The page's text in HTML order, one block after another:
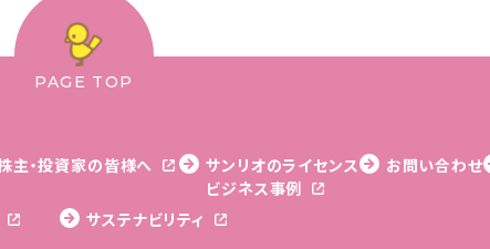
PAGE TOP
主・投資家の皆様へ
サンリオのライセンス
ビジネス事例
お問い合わせ
サステナビリティ